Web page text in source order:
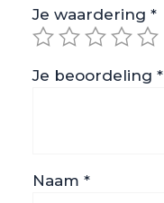
Je waardering *
Je beoordeling *
Naam *